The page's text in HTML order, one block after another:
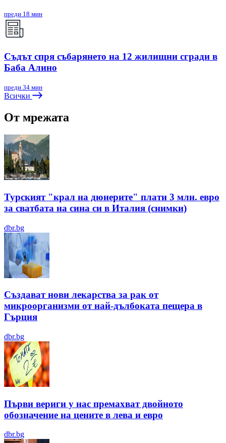
преди 18 мин
Съдът спря събарянето на 12 жилищни сгради в
Баба Алино
преди 34 мин
Всички
От мрежата
Турският "крал на дюнерите" плати 3 млн. евро
за сватбата на сина си в Италия (снимки)
dbr.bg
Създават нови лекарства за рак от
микроорганизми от най-дълбоката пещера в
Гърция
dbr.bg
Първи вериги у нас премахват двойното
обозначение на цените в лева и евро
dbr.bg